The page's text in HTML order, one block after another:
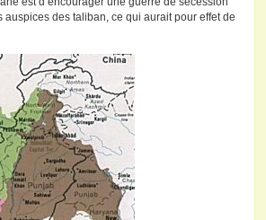
des taliban, ce qui aurait pour effet de